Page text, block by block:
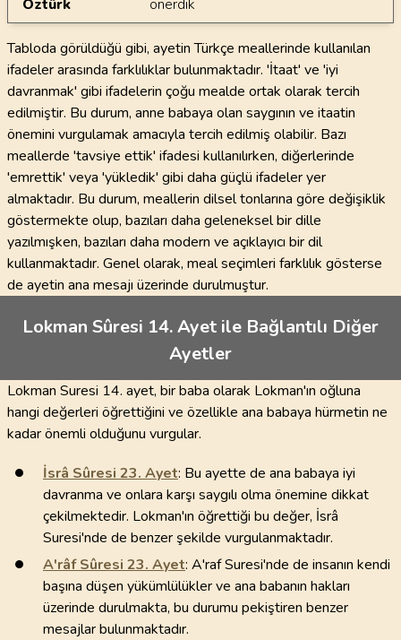
Öztürk
önerdik
Tabloda görüldüğü gibi, ayetin Türkçe meallerinde kullanılan
ifadeler arasında farklılıklar bulunmaktadır. 'İtaat' ve 'iyi
davranmak' gibi ifadelerin çoğu mealde ortak olarak tercih
edilmiştir. Bu durum, anne babaya olan saygının ve itaatin
önemini vurgulamak amacıyla tercih edilmiş olabilir. Bazı
meallerde 'tavsiye ettik' ifadesi kullanılırken, diğerlerinde
'emrettik' veya 'yükledik' gibi daha güçlü ifadeler yer
almaktadır. Bu durum, meallerin dilsel tonlarına göre değişiklik
göstermekte olup, bazıları daha geleneksel bir dille
yazılmışken, bazıları daha modern ve açıklayıcı bir dil
kullanmaktadır. Genel olarak, meal seçimleri farklılık gösterse
de ayetin ana mesajı üzerinde durulmuştur.
Lokman Sûresi 14. Ayet ile Bağlantılı Diğer
Ayetler
Lokman Suresi 14. ayet, bir baba olarak Lokman'ın oğluna
hangi değerleri öğrettiğini ve özellikle ana babaya hürmetin ne
kadar önemli olduğunu vurgular.
İsrâ Sûresi 23. Ayet: Bu ayette de ana babaya iyi
davranma ve onlara karşı saygılı olma önemine dikkat
çekilmektedir. Lokman'ın öğrettiği bu değer, İsrâ
Suresi'nde de benzer şekilde vurgulanmaktadır.
A'râf Sûresi 23. Ayet: A'raf Suresi'nde de insanın kendi
başına düşen yükümlülükler ve ana babanın hakları
üzerinde durulmakta, bu durumu pekiştiren benzer
mesajlar bulunmaktadır.